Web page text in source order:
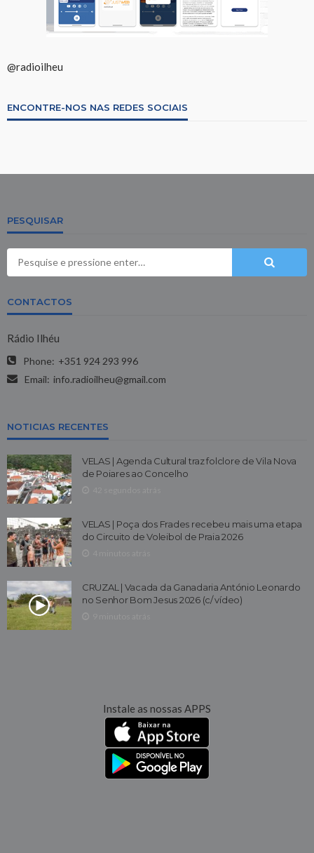
@radioilheu
ENCONTRE-NOS NAS REDES SOCIAIS
PESQUISAR
CONTACTOS
Rádio Ilhéu
Phone: +351 924 293 996
Email: info.radioilheu@gmail.com
NOTICIAS RECENTES
VELAS | Agenda Cultural traz folclore de Vila Nova
de Poiares ao Concelho
VELAS | Poça dos Frades recebeu mais uma etapa
do Circuito de Voleibol de Praia 2026
CRUZAL | Vacada da Ganadaria António Leonardo
no Senhor Bom Jesus 2026 (c/ vídeo)
Instale as nossas APPS